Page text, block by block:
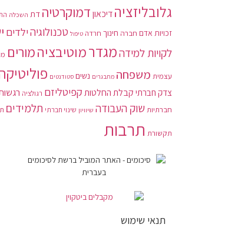
גלובליזציהדיכאוןדמוקרטיה דת השכלה
זכויות אדם חברה חינוך חרדה טיפול טכנולוגיהילדים
לקויות למידהמגדרמוטיבציהמורים
עצמית משפחה מתבגרים נשים סטודנטים
צדק חברתי קבלת החלטותקפיטליזם רגולציה
חברתיותשוק העבודה שיוויון שינוי חברתי תלמידים
תקשורת תרבות
תנאי שימוש